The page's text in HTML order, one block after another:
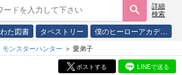
詳細
検索
わた図書 タペストリー 僕のヒーローアカデ…
モンスターハンター 愛弟子
ポストする LINEで送る